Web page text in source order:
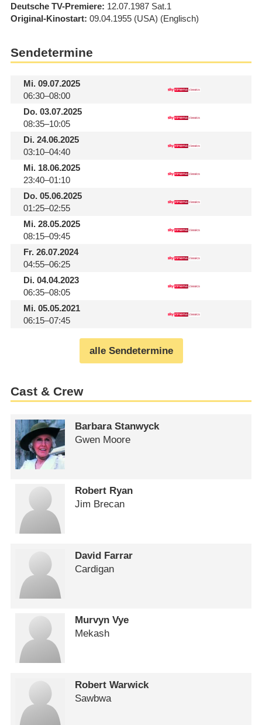
Deutsche TV-Premiere 12.07.1987 Sat.1
Original-Kinostart 09.04.1955 (USA) (Englisch)
Sendetermine
Mi.09.07.2025
06:30–08:00
Do.03.07.2025
08:35–10:05
Di.24.06.2025
03:10–04:40
Mi.18.06.2025
23:40–01:10
Do.05.06.2025
01:25–02:55
Mi.28.05.2025
08:15–09:45
Fr.26.07.2024
04:55–06:25
Di.04.04.2023
06:35–08:05
Mi.05.05.2021
06:15–07:45
alle Sendetermine
Cast & Crew
Barbara Stanwyck
Gwen Moore
Robert Ryan
Jim Brecan
David Farrar
Cardigan
Murvyn Vye
Mekash
Robert Warwick
Sawbwa